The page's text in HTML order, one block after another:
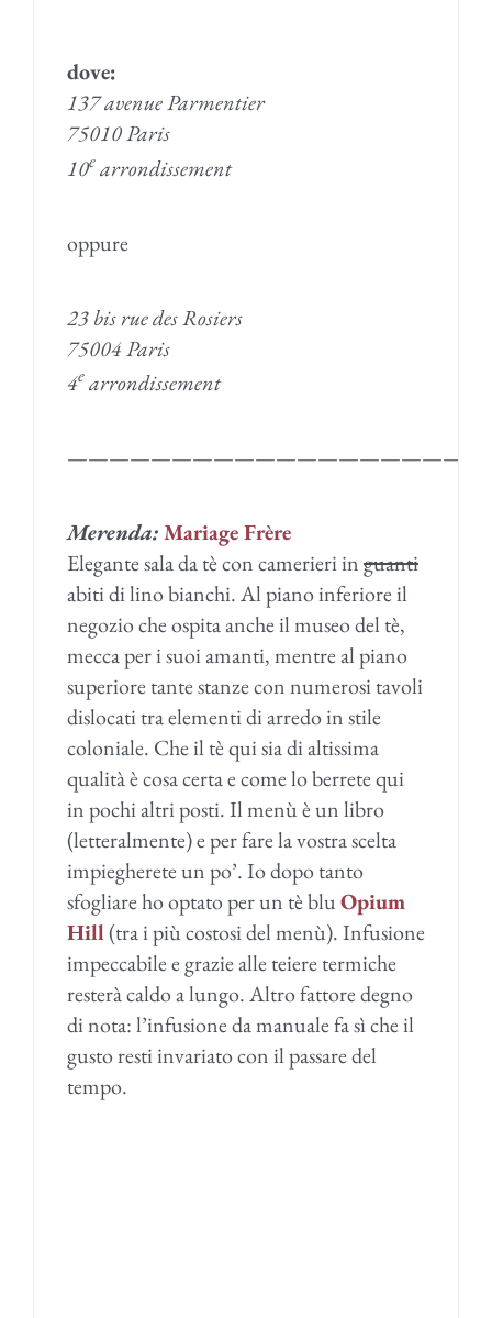
dove:
137 avenue Parmentier
75010 Paris
10earrondissement
oppure
23 bis rue des Rosiers
75004 Paris
4earrondissement
Merenda:Mariage Frère
Elegante sala da tè con camerieri inguanti
abiti di lino bianchi. Al piano inferiore il
negozio che ospita anche il museo del tè,
mecca per i suoi amanti, mentre al piano
superiore tante stanze con numerosi tavoli
dislocati tra elementi di arredo in stile
coloniale. Che il tè qui sia di altissima
qualità è cosa certa e come lo berrete qui
in pochi altri posti. Il menù è un libro
(letteralmente) e per fare la vostra scelta
impiegherete un po’. Io dopo tanto
sfogliare ho optato per un tè bluOpium
Hill(tra i più costosi del menù). Infusione
impeccabile e grazie alle teiere termiche
resterà caldo a lungo. Altro fattore degno
di nota: l’infusione da manuale fa sì che il
gusto resti invariato con il passare del
tempo.